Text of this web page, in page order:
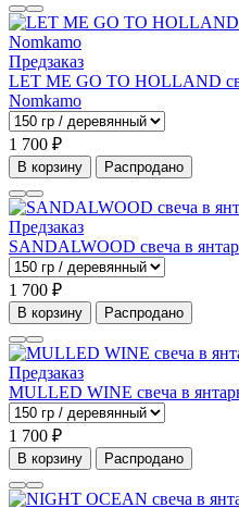
Предзаказ
LET ME GO TO HOLLAND
Nomkamo
1 700 ₽
В корзину Распродано
Предзаказ
SANDALWOOD свеча в
1 700 ₽
В корзину Распродано
Предзаказ
MULLED WINE свеча в
1 700 ₽
В корзину Распродано